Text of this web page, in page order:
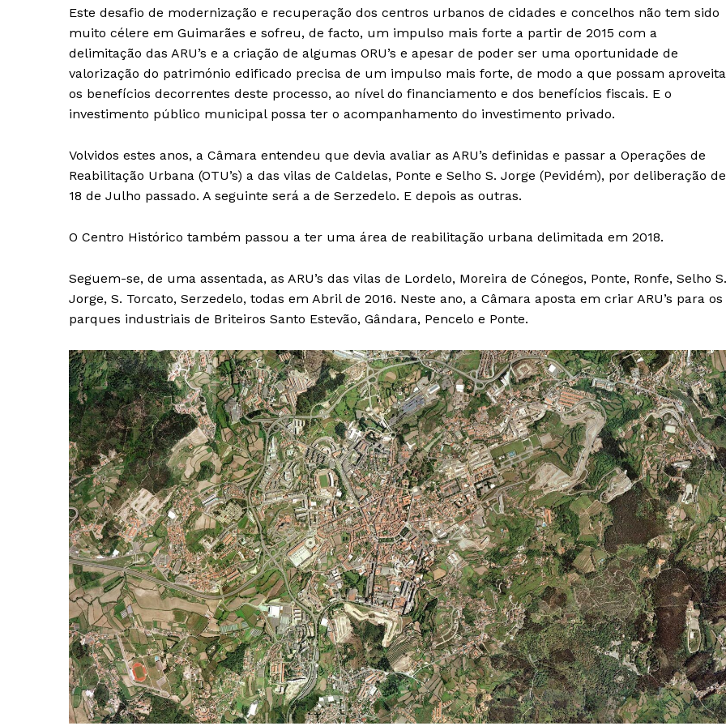
Este desafio de modernização e recuperação dos centros urbanos de cidades e concelhos não tem sido
muito célere em Guimarães e sofreu, de facto, um impulso mais forte a partir de 2015 com a
delimitação das ARU’s e a criação de algumas ORU’s e apesar de poder ser uma oportunidade de
valorização do património edificado precisa de um impulso mais forte, de modo a que possam
os benefícios decorrentes deste processo, ao nível do financiamento e dos benefícios fiscais. E o
investimento público municipal possa ter o acompanhamento do investimento privado.
Volvidos estes anos, a Câmara entendeu que devia avaliar as ARU’s definidas e passar a Operações de
Reabilitação Urbana (OTU’s) a das vilas de Caldelas, Ponte e Selho S. Jorge (Pevidém), por deliberação de
18 de Julho passado. A seguinte será a de Serzedelo. E depois as outras.
O Centro Histórico também passou a ter uma área de reabilitação urbana delimitada em 2018.
Seguem-se, de uma assentada, as ARU’s das vilas de Lordelo, Moreira de Cónegos, Ponte, Ronfe, Selho S.
Jorge, S. Torcato, Serzedelo, todas em Abril de 2016. Neste ano, a Câmara aposta em criar ARU’s para os
parques industriais de Briteiros Santo Estevão, Gândara, Pencelo e Ponte.